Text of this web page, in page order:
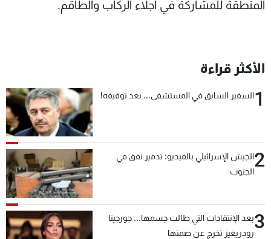
المنطقة للمشاركة في اجلاء الركاب والطاقم.
الأكثر قراءة
1السفير السابق في المستشفى... بعد توقيفه!
2الجيش الإسرائيلي بالفيديو: تدمير نفق في
الجنوب
3بعد الإنتقادات التي طالت جسمها... جورجينا
رودريغيز تخرج عن صمتها